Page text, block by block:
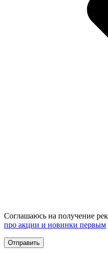
Соглашаюсь на получение
про акции и новинки первым